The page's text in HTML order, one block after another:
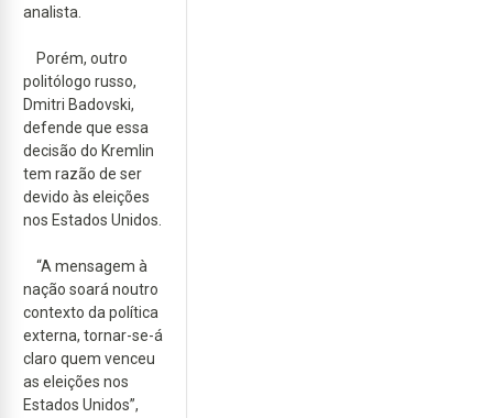
analista.
Porém, outro
politólogo russo,
Dmitri Badovski,
defende que essa
decisão do Kremlin
tem razão de ser
devido às eleições
nos Estados Unidos.
“A mensagem à
nação soará noutro
contexto da política
externa, tornar-se-á
claro quem venceu
as eleições nos
Estados Unidos”,